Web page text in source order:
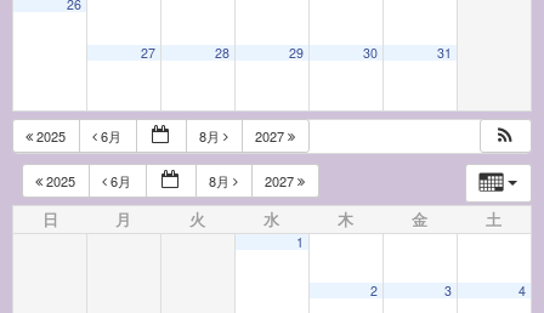
26
27 28 29 30 31
2025 6月 8月 2027
2025 6月 8月 2027
日 月 火 水 木 金 土
1
2 3 4